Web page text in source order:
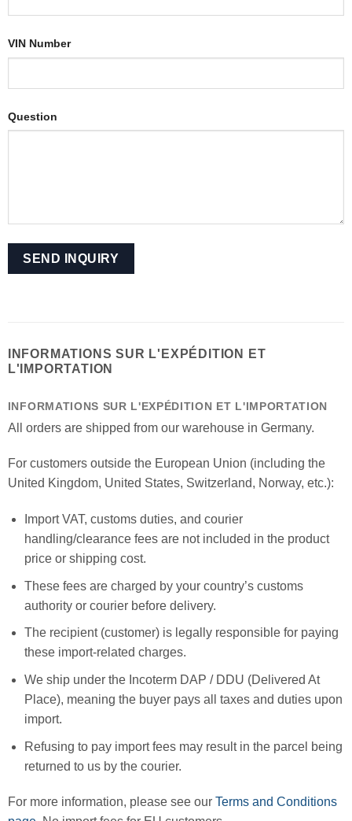
VIN Number
Question
INFORMATIONS SUR L'EXPÉDITION ET
L'IMPORTATION
INFORMATIONS SUR L'EXPÉDITION ET L'IMPORTATION
All orders are shipped from our warehouse in Germany.
For customers outside the European Union (including the
United Kingdom, United States, Switzerland, Norway, etc.):
Import VAT, customs duties, and courier
handling/clearance fees are not included in the product
price or shipping cost.
These fees are charged by your country’s customs
authority or courier before delivery.
The recipient (customer) is legally responsible for paying
these import-related charges.
We ship under the Incoterm DAP / DDU (Delivered At
Place), meaning the buyer pays all taxes and duties upon
import.
Refusing to pay import fees may result in the parcel being
returned to us by the courier.
For more information, please see our Terms and Conditions